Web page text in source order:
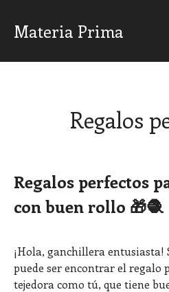
Materia Prima
Regalos
Regalos perfectos
con buen rollo 🎁🧶
¡Hola, ganchillera entusiasta!
puede ser encontrar el regalo
tejedora como tú, que tiene